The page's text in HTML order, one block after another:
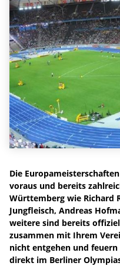
Die
voraus und bereits
Württemberg wie Richard
Jungfleisch, Andreas
weitere sind bereits
zusammen mit Ihrem
nicht entgehen und
direkt im Berliner